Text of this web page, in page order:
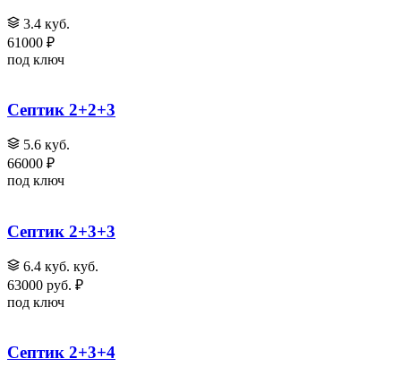
3.4 куб.
61000 ₽
под ключ
Септик 2+2+3
5.6 куб.
66000 ₽
под ключ
Септик 2+3+3
6.4 куб. куб.
63000 руб. ₽
под ключ
Септик 2+3+4